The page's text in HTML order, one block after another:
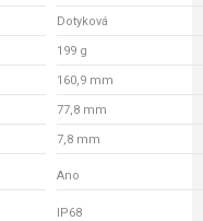
Dotyková
199 g
160,9 mm
77,8 mm
7,8 mm
Ano
IP68